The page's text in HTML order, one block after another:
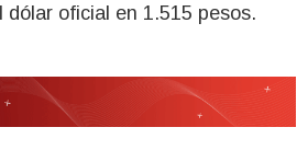
oficial en 1.515 pesos.